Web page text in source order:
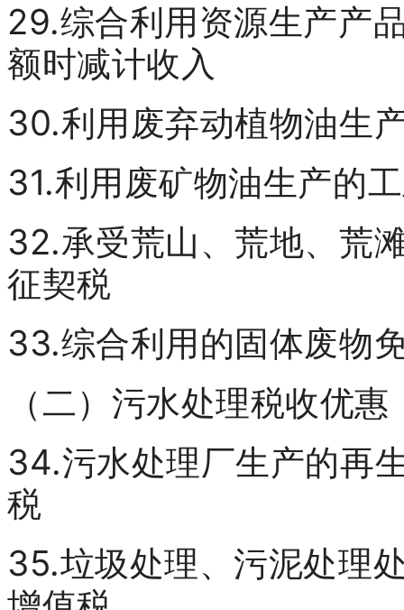
29.综合利用资源生产产
额时减计收入
30.利用废弃动植物油生
31.利用废矿物油生产的
32.承受荒山、荒地、荒
征契税
33.综合利用的固体废物
（二）污水处理税收优惠
34.污水处理厂生产的再
税
35.垃圾处理、污泥处理